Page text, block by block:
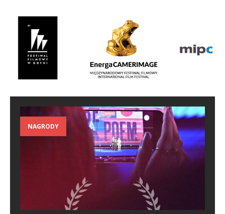
NAGRODY